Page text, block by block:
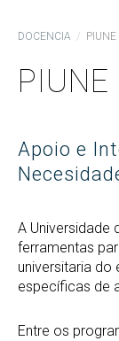
DOCENCIA PIUNE
PIUNE
Apoio e
A Universidade
ferramentas
universitaria do
específicas de
Entre os